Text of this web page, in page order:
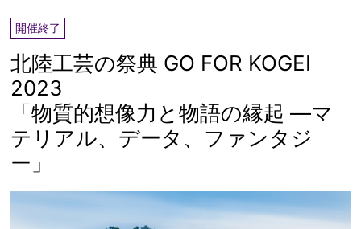
開催終了
北陸工芸の祭典 GO FOR KOGEI
2023
「物質的想像力と物語の縁起 ―マ
テリアル、データ、ファンタジ
ー」